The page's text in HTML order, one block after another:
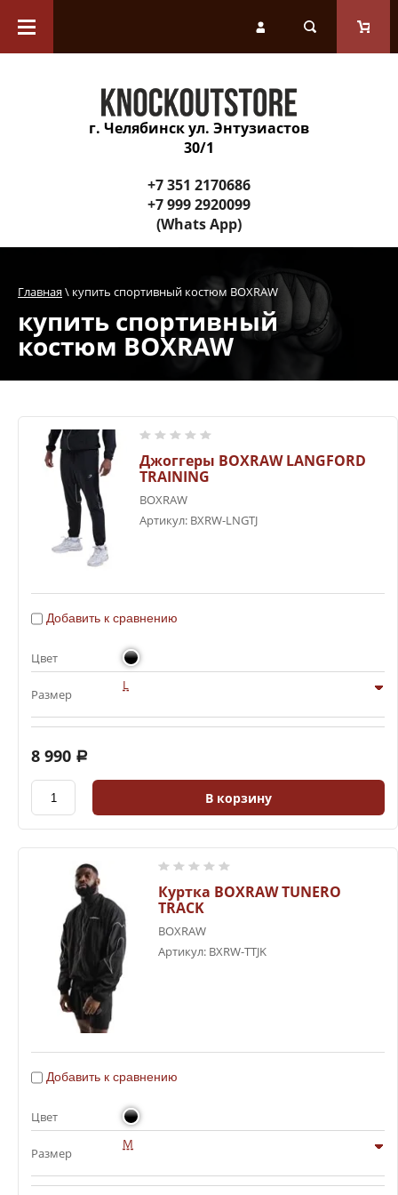
Защитное снаряжение
Инвентарь для тренера
Спортивные снаряды и
Одежда
Аксессуары
Для детей
Спортивная медицина
СКИДКИ
г. Челябинск ул. Энтузиастов
30/1
+7 351 2170686
+7 999 2920099
(Whats App)
Главная \ купить спортивный костюм BOXRAW
купить спортивный
костюм BOXRAW
Джоггеры BOXRAW LANGFORD
TRAINING
BOXRAW
Артикул: BXRW-LNGTJ
Добавить к сравнению
Цвет
Размер
L
8 990 a
В корзину
Куртка BOXRAW TUNERO
TRACK
BOXRAW
Артикул: BXRW-TTJK
Добавить к сравнению
Цвет
Размер
M